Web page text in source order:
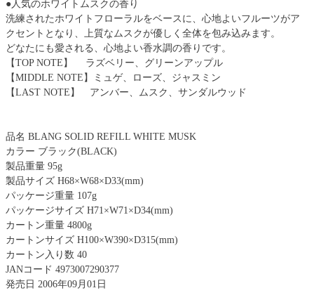
●人気のホワイトムスクの香り
洗練されたホワイトフローラルをベースに、心地よいフルーツがア
クセントとなり、上質なムスクが優しく全体を包み込みます。
どなたにも愛される、心地よい香水調の香りです。
【TOP NOTE】 ラズベリー、グリーンアップル
【MIDDLE NOTE】ミュゲ、ローズ、ジャスミン
【LAST NOTE】 アンバー、ムスク、サンダルウッド
品名 BLANG SOLID REFILL WHITE MUSK
カラー ブラック(BLACK)
製品重量 95g
製品サイズ H68×W68×D33(mm)
パッケージ重量 107g
パッケージサイズ H71×W71×D34(mm)
カートン重量 4800g
カートンサイズ H100×W390×D315(mm)
カートン入り数 40
JANコード 4973007290377
発売日 2006年09月01日